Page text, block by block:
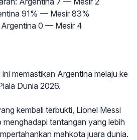
91% — Mesir 83%
0 — Mesir 4
memastikan Argentina melaju ke
Dunia 2026.
kembali terbukti, Lionel Messi
menghadapi tantangan yang lebih
mahkota juara dunia.